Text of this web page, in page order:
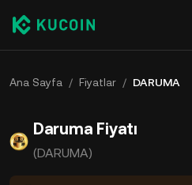
Ana Sayfa / Fiyatlar / DARUMA
Daruma Fiyatı
(DARUMA)